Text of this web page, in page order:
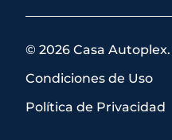
© 2026 Casa Autoplex.
Condiciones de Uso
Política de Privacidad